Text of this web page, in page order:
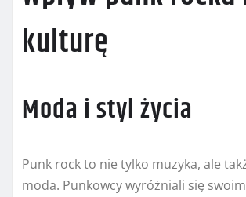
kulturę
Moda i styl życia
Punk rock to nie tylko muzyka, ale
moda. Punkowcy wyróżniali się